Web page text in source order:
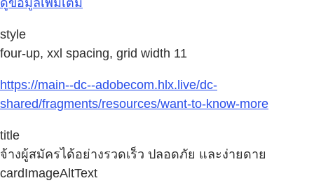
style
four-up, xxl spacing, grid width 11
https://main--dc--adobecom.hlx.live/dc-
shared/fragments/resources/want-to-know-more
title
จ้างผู้สมัครได้อย่างรวดเร็ว ปลอดภัย และง่ายดาย
cardImageAltText